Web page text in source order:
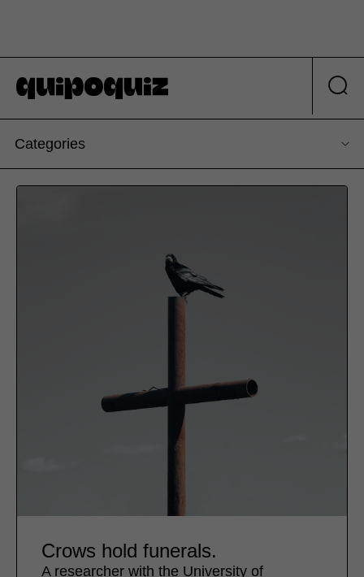
Categories
Crows hold funerals.
A researcher with the University of